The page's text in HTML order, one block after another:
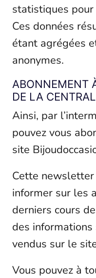
statistiques
Ces données
étant agrégées
anonymes.
ABONNEMENT
DE LA
Ainsi, par
pouvez vous
site
Cette
informer sur les
derniers cours
des
vendus sur le
Vous pouvez à